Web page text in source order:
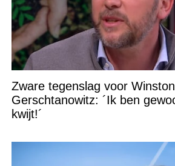
Zware tegenslag voor Winston
Gerschtanowitz: ´Ik ben
kwijt!´